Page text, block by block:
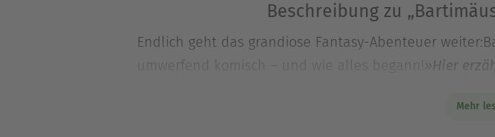
Beschreibung zu
Endlich geht das grandiose Fantasy-Abenteuer
umwerfend komisch – und wie alles begann! »Hier
»Hier
Mehr